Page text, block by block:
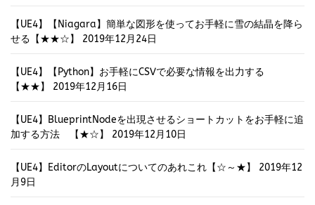
【UE4】【Niagara】簡単な図形を使ってお手軽に雪の結晶を降ら
せる【★★☆】
2019年12月24日
【UE4】【Python】お手軽にCSVで必要な情報を出力する
【★★】
2019年12月16日
【UE4】BlueprintNodeを出現させるショートカットをお手軽に追
加する方法 【★☆】
2019年12月10日
【UE4】EditorのLayoutについてのあれこれ【☆～★】
2019年12
月9日